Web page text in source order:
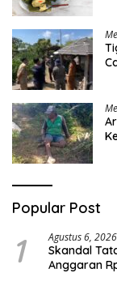
Popular Post
1 Agustus 6, 2026
Skandal
Anggaran